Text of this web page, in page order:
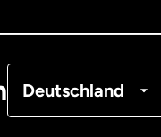
Deutschland